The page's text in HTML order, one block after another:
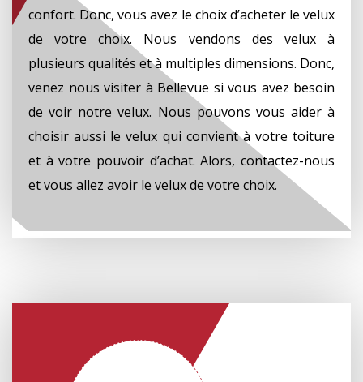
confort. Donc, vous avez le choix d’acheter le velux
de votre choix. Nous vendons des velux à
plusieurs qualités et à multiples dimensions. Donc,
venez nous visiter à Bellevue si vous avez besoin
de voir notre velux. Nous pouvons vous aider à
choisir aussi le velux qui convient à votre toiture
et à votre pouvoir d’achat. Alors, contactez-nous
et vous allez avoir le velux de votre choix.